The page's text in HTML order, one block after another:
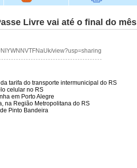
Livre vai até o final do mês
view?usp=sharing
tarifa do transporte intermunicipal do RS
celular no RS
em Porto Alegre
na Região Metropolitana do RS
Pinto Bandeira